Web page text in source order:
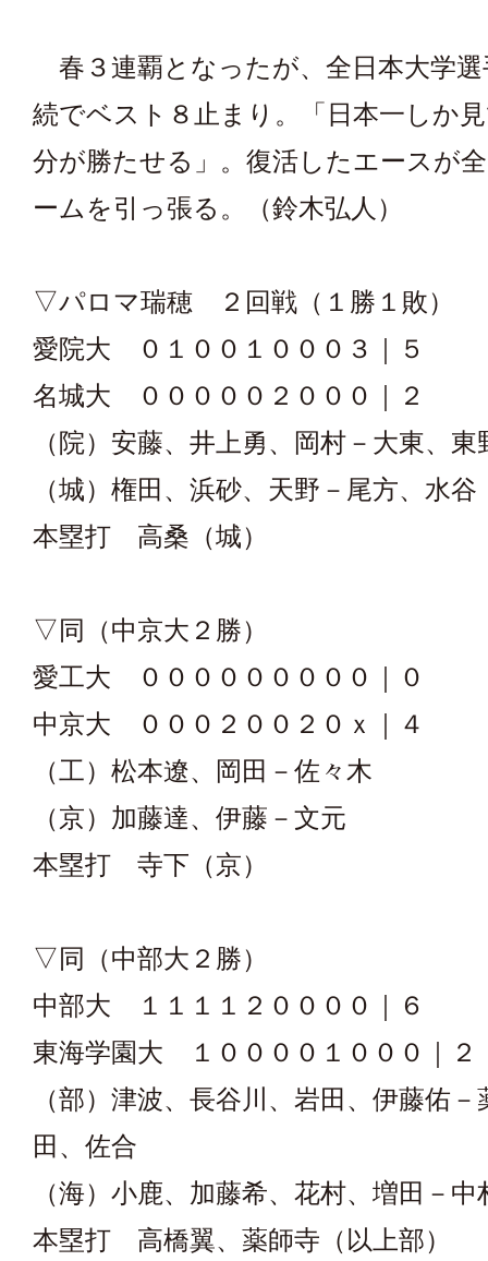
春３連覇となったが、全日本大学選
続でベスト８止まり。「日本一しか
分が勝たせる」。復活したエースが
ームを引っ張る。（鈴木弘人）
▽パロマ瑞穂 ２回戦（１勝１敗）
愛院大 ０１００１０００３｜５
名城大 ０００００２０００｜２
（院）安藤、井上勇、岡村－大東、東
（城）権田、浜砂、天野－尾方、水谷
本塁打 高桑（城）
▽同（中京大２勝）
愛工大 ０００００００００｜０
中京大 ０００２００２０ｘ｜４
（工）松本遼、岡田－佐々木
（京）加藤達、伊藤－文元
本塁打 寺下（京）
▽同（中部大２勝）
中部大 １１１１２００００｜６
東海学園大 １００００１０００｜２
（部）津波、長谷川、岩田、伊藤佑
田、佐合
（海）小鹿、加藤希、花村、増田－中
本塁打 高橋翼、薬師寺（以上部）